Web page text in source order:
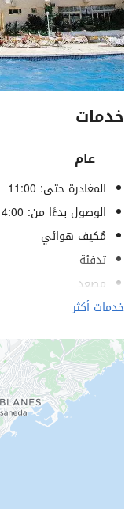
خدمات
عام
المغادرة حتى: 11:00
الوصول بدءًا من: 14:00
مُكيف هوائي
تدفئة
مصعد
غرف لغير المدخنين
ممنوع التدخين في
لا يسمح بدخول
الرفاهية
منتجع صحي (Spa)
خدمات أكثر